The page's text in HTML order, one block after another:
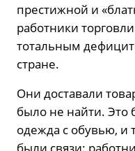
престижной и
работники
тотальным
стране.
Они доставали
было не найти. Это
одежда с обувью, и
были связи: